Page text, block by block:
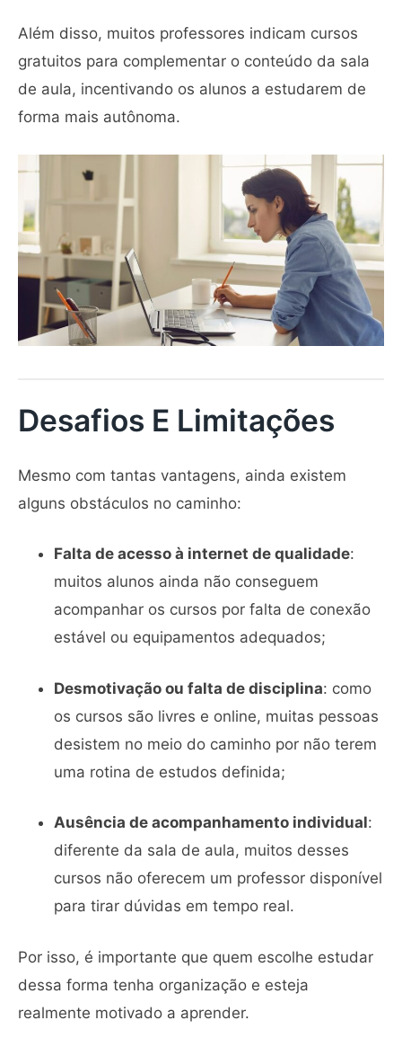
Além disso, muitos professores indicam cursos
gratuitos para complementar o conteúdo da sala
de aula, incentivando os alunos a estudarem de
forma mais autônoma.
Desafios E Limitações
Mesmo com tantas vantagens, ainda existem
alguns obstáculos no caminho:
Falta de acesso à internet de qualidade:
muitos alunos ainda não conseguem
acompanhar os cursos por falta de conexão
estável ou equipamentos adequados;
Desmotivação ou falta de disciplina: como
os cursos são livres e online, muitas pessoas
desistem no meio do caminho por não terem
uma rotina de estudos definida;
Ausência de acompanhamento individual:
diferente da sala de aula, muitos desses
cursos não oferecem um professor disponível
para tirar dúvidas em tempo real.
Por isso, é importante que quem escolhe estudar
dessa forma tenha organização e esteja
realmente motivado a aprender.